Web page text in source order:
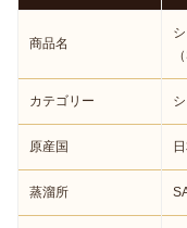
商品名
カテゴリー
原産国
蒸溜所